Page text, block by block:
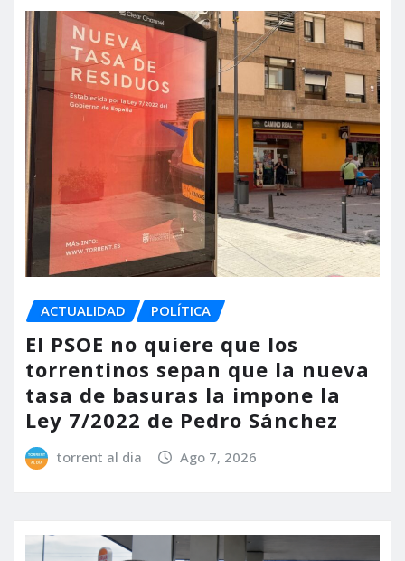
ACTUALIDAD POLÍTICA
El PSOE no quiere que los
torrentinos sepan que la nueva
tasa de basuras la impone la
Ley 7/2022 de Pedro Sánchez
torrent al dia Ago 7, 2026